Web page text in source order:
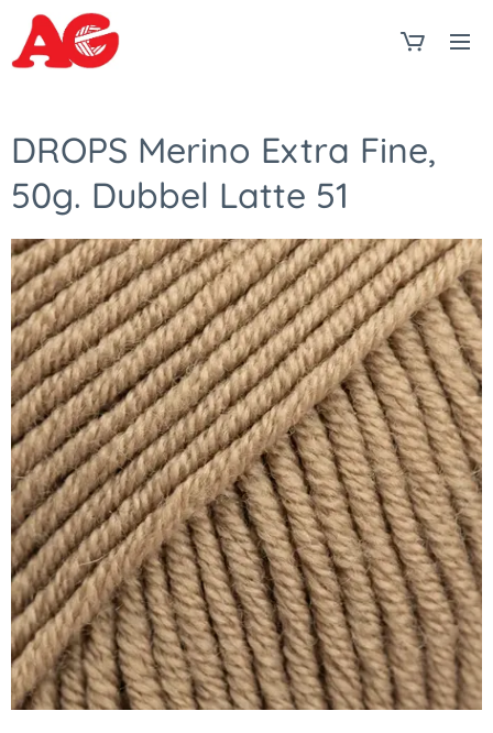
DROPS Merino Extra Fine,
50g. Dubbel Latte 51